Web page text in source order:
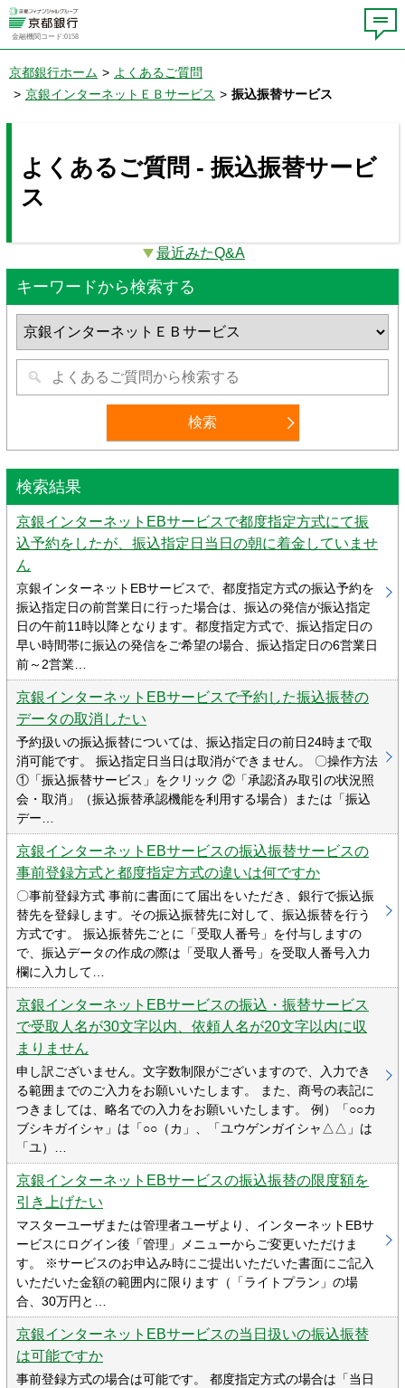
金融機関コード:0158
京都銀行ホーム > よくあるご質問
> 京銀インターネットＥＢサービス > 振込振替サービス
よくあるご質問 - 振込振替サービ
ス
最近みたQ&A
キーワードから検索する
検索結果
京銀インターネットEBサービスで都度指定方式にて振
込予約をしたが、振込指定日当日の朝に着金していませ
ん
京銀インターネットEBサービスで、都度指定方式の振込予約を
振込指定日の前営業日に行った場合は、振込の発信が振込指定
日の午前11時以降となります。都度指定方式で、振込指定日の
早い時間帯に振込の発信をご希望の場合、振込指定日の6営業日
前～2営業…
京銀インターネットEBサービスで予約した振込振替の
データの取消したい
予約扱いの振込振替については、振込指定日の前日24時まで取
消可能です。 振込指定日当日は取消ができません。 〇操作方法
①「振込振替サービス」をクリック ②「承認済み取引の状況照
会・取消」（振込振替承認機能を利用する場合）または「振込
デー…
京銀インターネットEBサービスの振込振替サービスの
事前登録方式と都度指定方式の違いは何ですか
〇事前登録方式 事前に書面にて届出をいただき、銀行で振込振
替先を登録します。その振込振替先に対して、振込振替を行う
方式です。 振込振替先ごとに「受取人番号」を付与しますの
で、振込データの作成の際は「受取人番号」を受取人番号入力
欄に入力して…
京銀インターネットEBサービスの振込・振替サービス
で受取人名が30文字以内、依頼人名が20文字以内に収
まりません
申し訳ございません。文字数制限がございますので、入力でき
る範囲までのご入力をお願いいたします。 また、商号の表記に
つきましては、略名での入力をお願いいたします。 例）「○○カ
ブシキガイシャ」は「○○（カ」、「ユウゲンガイシャ△△」は
「ユ）…
京銀インターネットEBサービスの振込振替の限度額を
引き上げたい
マスターユーザまたは管理者ユーザより、インターネットEBサ
ービスにログイン後「管理」メニューからご変更いただけま
す。 ※サービスのお申込み時にご提出いただいた書面にご記入
いただいた金額の範囲内に限ります（「ライトプラン」の場
合、30万円と…
京銀インターネットEBサービスの当日扱いの振込振替
は可能ですか
事前登録方式の場合は可能です。 都度指定方式の場合は「当日